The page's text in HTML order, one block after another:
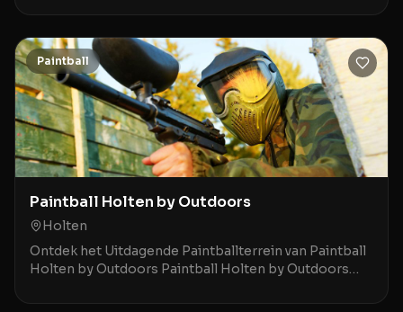
Paintball
Paintball Holten by Outdoors
Holten
Ontdek het Uitdagende Paintballterrein van Paintball
Holten by Outdoors Paintball Holten by Outdoors